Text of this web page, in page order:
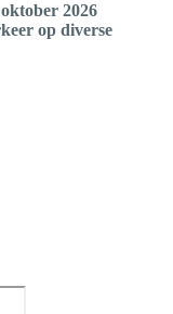
2026
op diverse